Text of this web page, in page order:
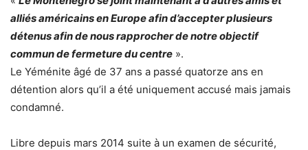
alliés américains en Europe afin d’accepter plusieurs
détenus afin de nous rapprocher de notre objectif
commun de fermeture du centre ».
Le Yéménite âgé de 37 ans a passé quatorze ans en
détention alors qu’il a été uniquement accusé mais jamais
condamné.
Libre depuis mars 2014 suite à un examen de sécurité,